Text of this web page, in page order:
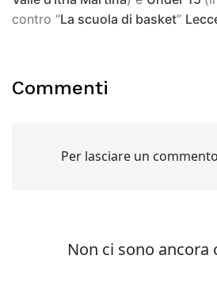
contro “La scuola di basket”
Commenti